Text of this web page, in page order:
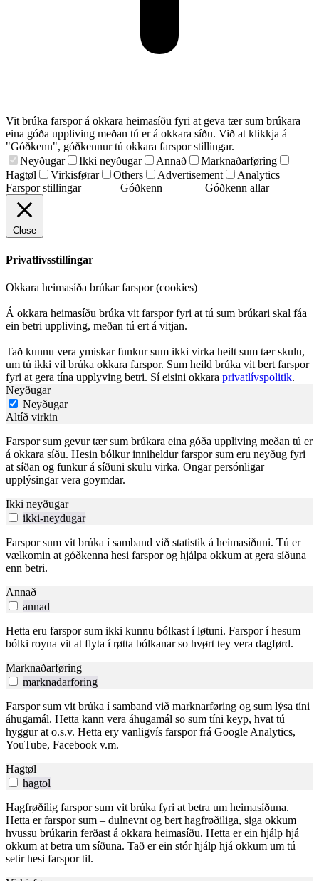
Vit brúka farspor á okkara heimasíðu fyri at geva tær sum brúkara
eina góða uppliving meðan tú er á okkara síðu. Við at klikkja á
"Góðkenn", góðkennur tú okkara farspor stillingar.
Neyðugar
Ikki neyðugar Annað
Marknaðarføring
Hagtøl
Virkisførar Others Advertisement
Analytics
Farspor stillingar
Góðkenn Góðkenn allar
Close
Privatlívsstillingar
Okkara heimasíða brúkar farspor (cookies)
Á okkara heimasíðu brúka vit farspor fyri at tú sum brúkari skal fáa
ein betri uppliving, meðan tú ert á vitjan.
Tað kunnu vera ymiskar funkur sum ikki virka heilt sum tær skulu,
um tú ikki vil brúka okkara farspor. Sum heild brúka vit bert farspor
fyri at gera tína upplyving betri. Sí eisini okkara privatlívspolitik.
Neyðugar
Neyðugar
Altíð virkin
Farspor sum gevur tær sum brúkara eina góða uppliving meðan tú er
á okkara síðu. Hesin bólkur inniheldur farspor sum eru neyðug fyri
at síðan og funkur á síðuni skulu virka. Ongar persónligar
upplýsingar vera goymdar.
Ikki neyðugar
ikki-neydugar
Farspor sum vit brúka í samband við statistik á heimasíðuni. Tú er
vælkomin at góðkenna hesi farspor og hjálpa okkum at gera síðuna
enn betri.
Annað
annad
Hetta eru farspor sum ikki kunnu bólkast í løtuni. Farspor í hesum
bólki royna vit at flyta í røtta bólkanar so hvørt tey vera dagførd.
Marknaðarføring
marknadarforing
Farspor sum vit brúka í samband við marknarføring og sum lýsa tíni
áhugamál. Hetta kann vera áhugamál so sum tíni keyp, hvat tú
hyggur at o.s.v. Hetta ery vanligvís farspor frá Google Analytics,
YouTube, Facebook v.m.
Hagtøl
hagtol
Hagfrøðilig farspor sum vit brúka fyri at betra um heimasíðuna.
Hetta er farspor sum – dulnevnt og bert hagfrøðiliga, siga okkum
hvussu brúkarin ferðast á okkara heimasíðu. Hetta er ein hjálp hjá
okkum at betra um síðuna. Tað er ein stór hjálp hjá okkum um tú
setir hesi farspor til.